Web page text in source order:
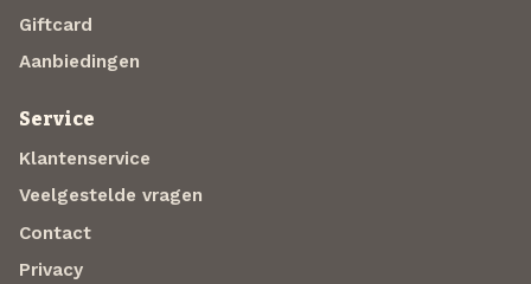
Giftcard
Aanbiedingen
Service
Klantenservice
Veelgestelde vragen
Contact
Privacy